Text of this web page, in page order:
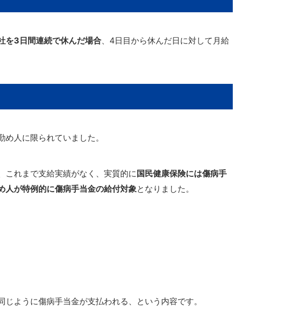
を3日間連続で休んだ場合 、4日目から休んだ日に対して月給
人に限られていました。
これまで支給実績がなく、実質的に国民健康保険には傷病手
人が特例的に傷病手当金の給付対象となりました。
ように傷病手当金が支払われる、という内容です。